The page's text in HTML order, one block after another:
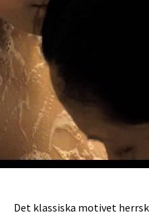
Det klassiska motivet